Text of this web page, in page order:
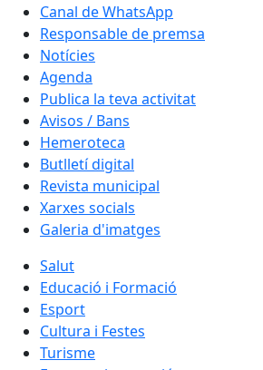
Canal de WhatsApp
Responsable de premsa
Notícies
Agenda
Publica la teva activitat
Avisos / Bans
Hemeroteca
Butlletí digital
Revista municipal
Xarxes socials
Galeria d'imatges
Salut
Educació i Formació
Esport
Cultura i Festes
Turisme